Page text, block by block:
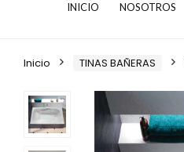
INICIO
NOSOTROS
Inicio TINAS BAÑERAS